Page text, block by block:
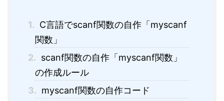
1. C言語でscanf関数の自作「myscanf
関数」
2. scanf関数の自作「myscanf関数」
の作成ルール
3. myscanf関数の自作コード